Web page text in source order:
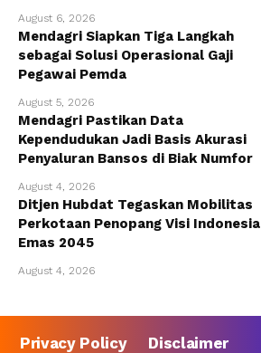
August 6, 2026
Mendagri Siapkan Tiga Langkah
sebagai Solusi Operasional Gaji
Pegawai Pemda
August 5, 2026
Mendagri Pastikan Data
Kependudukan Jadi Basis Akurasi
Penyaluran Bansos di Biak Numfor
August 4, 2026
Ditjen Hubdat Tegaskan Mobilitas
Perkotaan Penopang Visi Indonesia
Emas 2045
August 4, 2026
Privacy Policy
Disclaimer